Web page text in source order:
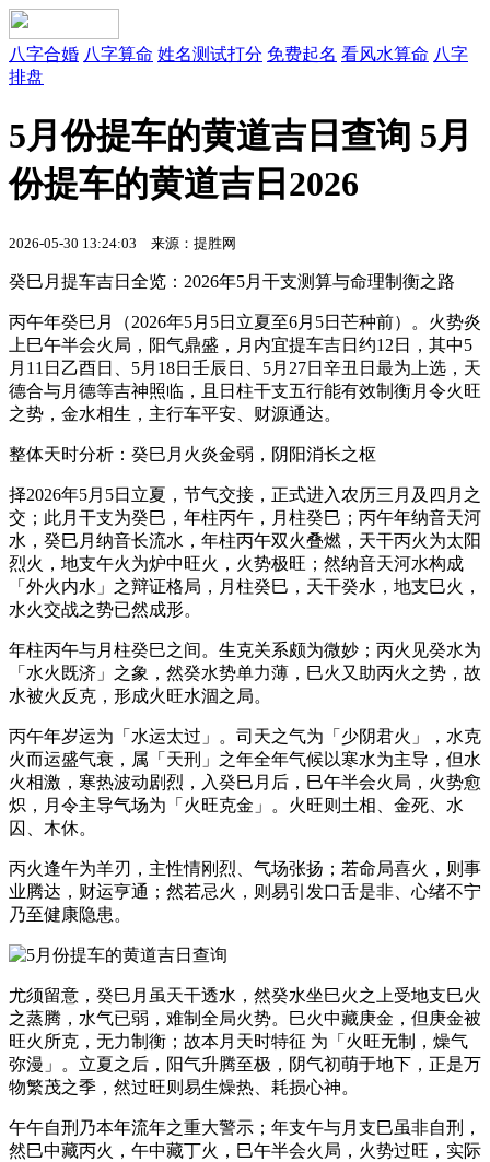
八字合婚 八字算命 姓名测试打分 免费起名 看风水算命 八字
排盘
5月份提车的黄道吉日查询 5月
份提车的黄道吉日2026
2026-05-30 13:24:03 来源：提胜网
癸巳月提车吉日全览：2026年5月干支测算与命理制衡之路
丙午年癸巳月（2026年5月5日立夏至6月5日芒种前）。火势炎
上巳午半会火局，阳气鼎盛，月内宜提车吉日约12日，其中5
月11日乙酉日、5月18日壬辰日、5月27日辛丑日最为上选，天
德合与月德等吉神照临，且日柱干支五行能有效制衡月令火旺
之势，金水相生，主行车平安、财源通达。
整体天时分析：癸巳月火炎金弱，阴阳消长之枢
择2026年5月5日立夏，节气交接，正式进入农历三月及四月之
交；此月干支为癸巳，年柱丙午，月柱癸巳；丙午年纳音天河
水，癸巳月纳音长流水，年柱丙午双火叠燃，天干丙火为太阳
烈火，地支午火为炉中旺火，火势极旺；然纳音天河水构成
「外火内水」之辩证格局，月柱癸巳，天干癸水，地支巳火，
水火交战之势已然成形。
年柱丙午与月柱癸巳之间。生克关系颇为微妙；丙火见癸水为
「水火既济」之象，然癸水势单力薄，巳火又助丙火之势，故
水被火反克，形成火旺水涸之局。
丙午年岁运为「水运太过」。司天之气为「少阴君火」，水克
火而运盛气衰，属「天刑」之年全年气候以寒水为主导，但水
火相激，寒热波动剧烈，入癸巳月后，巳午半会火局，火势愈
炽，月令主导气场为「火旺克金」。火旺则土相、金死、水
囚、木休。
丙火逢午为羊刃，主性情刚烈、气场张扬；若命局喜火，则事
业腾达，财运亨通；然若忌火，则易引发口舌是非、心绪不宁
乃至健康隐患。
尤须留意，癸巳月虽天干透水，然癸水坐巳火之上受地支巳火
之蒸腾，水气已弱，难制全局火势。巳火中藏庚金，但庚金被
旺火所克，无力制衡；故本月天时特征 为「火旺无制，燥气
弥漫」。立夏之后，阳气升腾至极，阴气初萌于地下，正是万
物繁茂之季，然过旺则易生燥热、耗损心神。
午午自刑乃本年流年之重大警示；年支午与月支巳虽非自刑，
然巳中藏丙火，午中藏丁火，巳午半会火局，火势过旺，实际